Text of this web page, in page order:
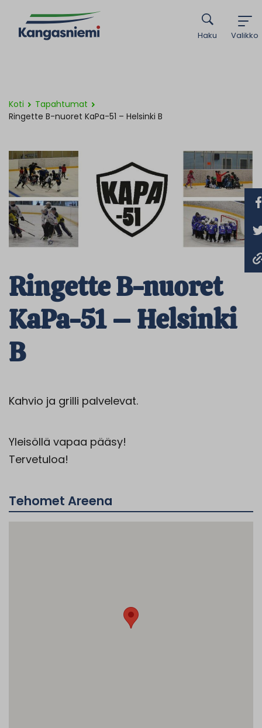
Valikko
Haku
Koti
Tapahtumat
Ringette B-nuoret KaPa-51 – Helsinki B
Ringette B-nuoret
KaPa-51 – Helsinki
B
Kahvio ja grilli palvelevat.
Yleisöllä vapaa pääsy!
Tervetuloa!
Tehomet Areena